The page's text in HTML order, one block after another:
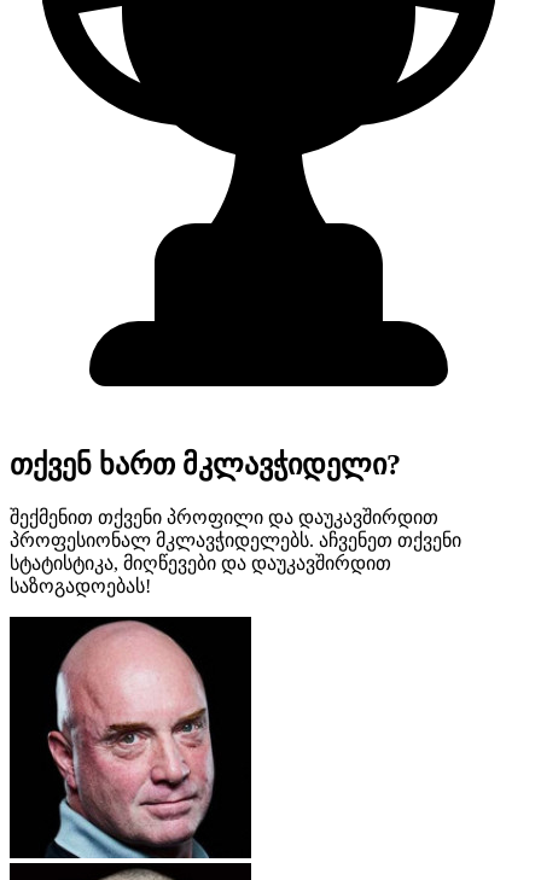
თქვენ ხართ მკლავჭიდელი?
შექმენით თქვენი პროფილი და დაუკავშირდით
პროფესიონალ მკლავჭიდელებს. აჩვენეთ თქვენი
სტატისტიკა, მიღწევები და დაუკავშირდით
საზოგადოებას!